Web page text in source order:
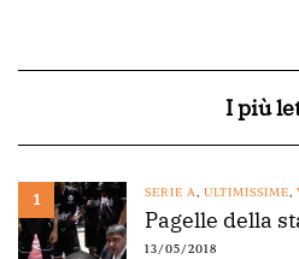
I più
1 SERIE A, ULTIMISSIME,
Pagelle della
13/05/2018